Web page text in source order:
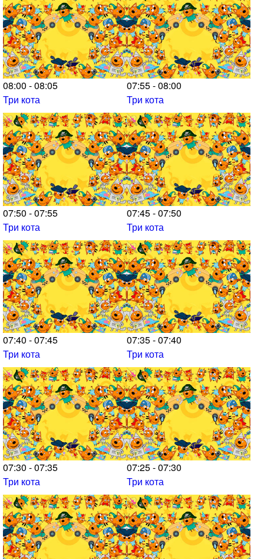
08:00 - 08:05
Три кота
07:55 - 08:00
Три кота
07:50 - 07:55
Три кота
07:45 - 07:50
Три кота
07:40 - 07:45
Три кота
07:35 - 07:40
Три кота
07:30 - 07:35
Три кота
07:25 - 07:30
Три кота